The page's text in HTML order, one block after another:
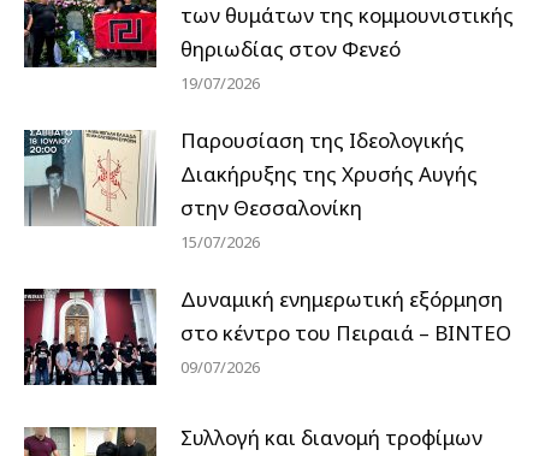
των θυμάτων της κομμουνιστικής
θηριωδίας στον Φενεό
19/07/2026
Παρουσίαση της Ιδεολογικής
Διακήρυξης της Χρυσής Αυγής
στην Θεσσαλονίκη
15/07/2026
Δυναμική ενημερωτική εξόρμηση
στο κέντρο του Πειραιά – ΒΙΝΤΕΟ
09/07/2026
Συλλογή και διανομή τροφίμων